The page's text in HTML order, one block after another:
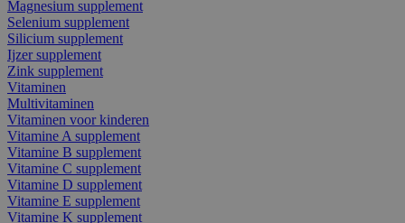
Magnesium supplement
Selenium supplement
Silicium supplement
Ijzer supplement
Zink supplement
Vitaminen
Multivitaminen
Vitaminen voor kinderen
Vitamine A supplement
Vitamine B supplement
Vitamine C supplement
Vitamine D supplement
Vitamine E supplement
Vitamine K supplement